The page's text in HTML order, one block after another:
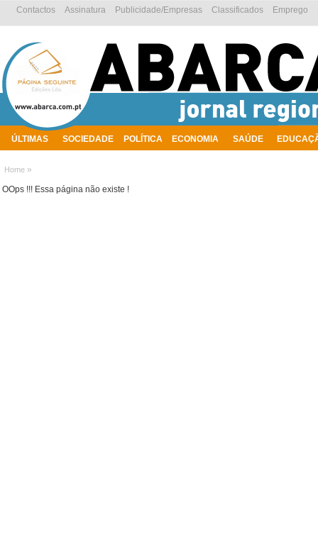
ÚLTIMAS SOCIEDADE POLÍTICA ECONOMIA SAÚDE
Emprego
Classificados
Publicidade/Empresas
Assinatura
Contactos
Home »
OOps !!! Essa página não existe !